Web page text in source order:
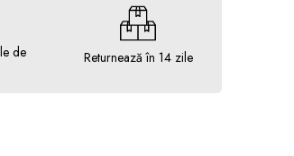
de
Returnează în 14 zile